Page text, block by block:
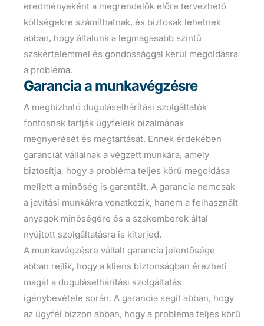
eredményeként a megrendelők előre tervezhető
költségekre számíthatnak, és biztosak lehetnek
abban, hogy általunk a legmagasabb szintű
szakértelemmel és gondossággal kerül megoldásra
a probléma.
Garancia a munkavégzésre
A megbízható duguláselhárítási szolgáltatók
fontosnak tartják ügyfeleik bizalmának
megnyerését és megtartását. Ennek érdekében
garanciát vállalnak a végzett munkára, amely
biztosítja, hogy a probléma teljes körű megoldása
mellett a minőség is garantált. A garancia nemcsak
a javítási munkákra vonatkozik, hanem a felhasznált
anyagok minőségére és a szakemberek által
nyújtott szolgáltatásra is kiterjed.
A munkavégzésre vállalt garancia jelentősége
abban rejlik, hogy a kliens biztonságban érezheti
magát a duguláselhárítási szolgáltatás
igénybevétele során. A garancia segít abban, hogy
az ügyfél bízzon abban, hogy a probléma teljes körű